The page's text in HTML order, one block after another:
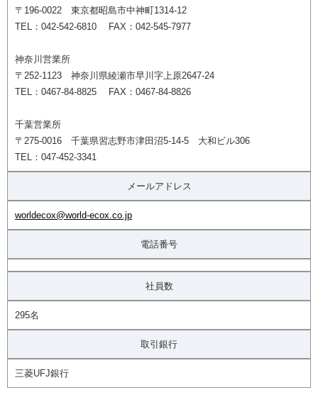
〒196-0022 東京都昭島市中神町1314-12
TEL：042-542-6810 FAX：042-545-7977
神奈川営業所
〒252-1123 神奈川県綾瀬市早川字上原2647-24
TEL：0467-84-8825 FAX：0467-84-8826
千葉営業所
〒275-0016 千葉県習志野市津田沼5-14-5 大和ビル306
TEL：047-452-3341
メールアドレス
worldecox@world-ecox.co.jp
電話番号
社員数
295名
取引銀行
三菱UFJ銀行